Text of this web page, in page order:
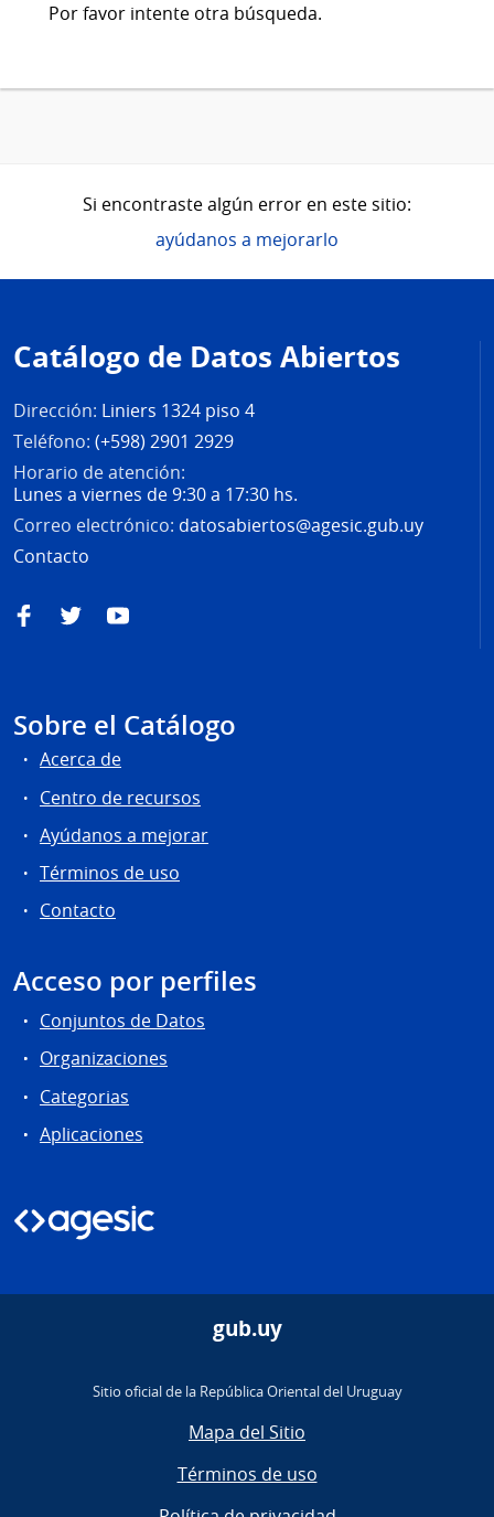
Por favor intente otra búsqueda.
Si encontraste algún error en este sitio:
ayúdanos a mejorarlo
de
página
Catálogo de Datos Abiertos
Dirección: Liniers 1324 piso 4
Teléfono: (+598) 2901 2929
Horario de atención:
Lunes a viernes de 9:30 a 17:30 hs.
Correo electrónico: datosabiertos@agesic.gub.uy
Contacto
FacebookTwitterYouTube
Sobre el Catálogo
Acerca de
Centro de recursos
Ayúdanos a mejorar
Términos de uso
Contacto
Acceso por perfiles
Conjuntos de Datos
Organizaciones
Categorias
Aplicaciones
gub.uy
Sitio oficial de la República Oriental del Uruguay
Mapa del Sitio
Términos de uso